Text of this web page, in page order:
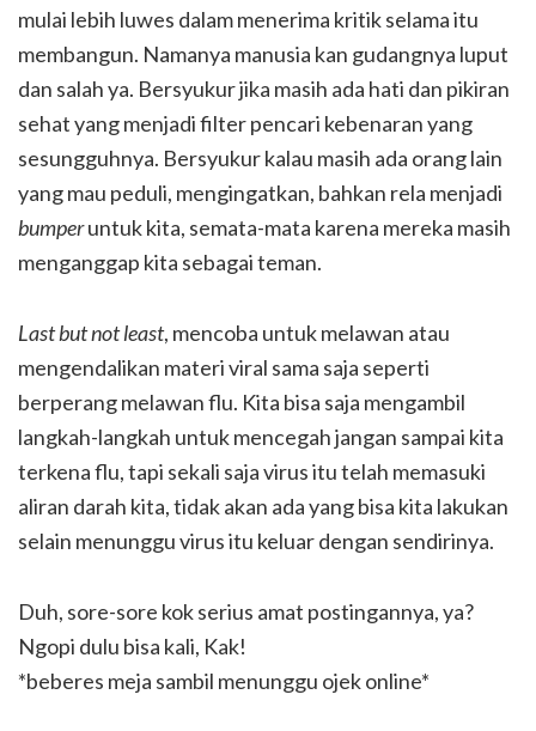
mulai lebih luwes dalam menerima kritik selama itu
membangun. Namanya manusia kan gudangnya luput
dan salah ya. Bersyukur jika masih ada hati dan pikiran
sehat yang menjadi filter pencari kebenaran yang
sesungguhnya. Bersyukur kalau masih ada orang lain
yang mau peduli, mengingatkan, bahkan rela menjadi
bumperuntuk kita, semata-mata karena mereka masih
menganggap kita sebagai teman.
Last but not least, mencoba untuk melawan atau
mengendalikan materi viral sama saja seperti
berperang melawan flu. Kita bisa saja mengambil
langkah-langkah untuk mencegah jangan sampai kita
terkena flu, tapi sekali saja virus itu telah memasuki
aliran darah kita, tidak akan ada yang bisa kita lakukan
selain menunggu virus itu keluar dengan sendirinya.
Duh, sore-sore kok serius amat postingannya, ya?
Ngopi dulu bisa kali, Kak!
*beberes meja sambil menunggu ojek online*